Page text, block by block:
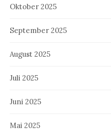
Oktober 2025
September 2025
August 2025
Juli 2025
Juni 2025
Mai 2025